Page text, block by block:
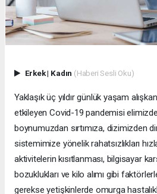
Erkek| Kadın (Haberi Sesli Oku)
Yaklaşık üç yıldır günlük yaşam
etkileyen Covid-19 pandemisi
boynumuzdan sırtımıza, dizimizden
sistemimize yönelik rahatsızlıkları
aktivitelerin kısıtlanması, bilgisayar
bozuklukları ve kilo alımı gibi
gerekse yetişkinlerde omurga